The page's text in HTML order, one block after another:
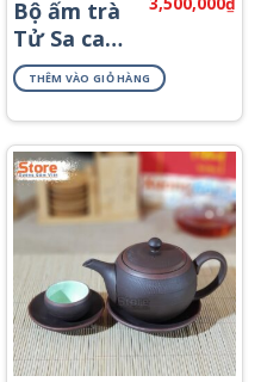
Bộ ấm trà
Tử Sa cao
cấp ATS-67
THÊM VÀO GIỎ HÀNG